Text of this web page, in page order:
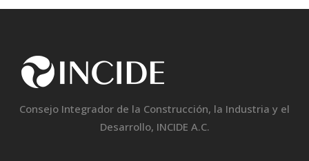
Consejo Integrador de la Construcción, la Industria y el
Desarrollo, INCIDE A.C.